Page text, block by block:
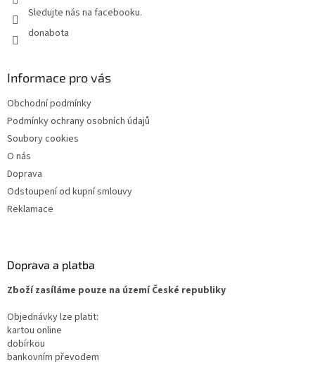
Sledujte nás na facebooku.
donabota
Informace pro vás
Obchodní podmínky
Podmínky ochrany osobních údajů
Soubory cookies
O nás
Doprava
Odstoupení od kupní smlouvy
Reklamace
Doprava a platba
Zboží zasíláme pouze na území České republiky
Objednávky lze platit:
kartou online
dobírkou
bankovním převodem